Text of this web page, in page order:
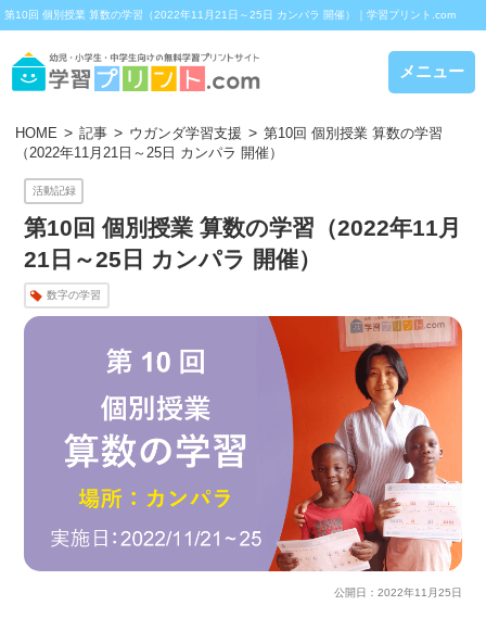
第10回 個別授業 算数の学習（2022年11月21日～25日 カンパラ 開催）｜学習プリント.com
メニュー
HOME 記事 ウガンダ学習支援
第10回 個別授業 算数の学習
（2022年11月21日～25日 カンパラ 開催）
活動記録
第10回 個別授業 算数の学習（2022年11月
21日～25日 カンパラ 開催）
数字の学習
公開日： 2022年11月25日